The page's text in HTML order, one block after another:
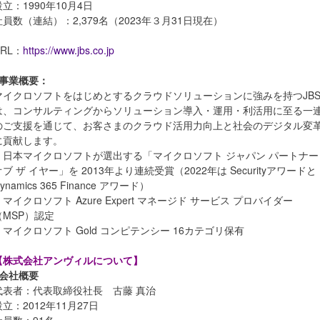
立：1990年10月4日
員数（連結）：2,379名（2023年３月31日現在）
： https://www.jbs.co.jp
業概要：
イクロソフトをはじめとするクラウドソリューションに強みを持つJBS
、コンサルティングからソリューション導入・運用・利活用に至る一
ご支援を通じて、お客さまのクラウド活用力向上と社会のデジタル変
献します。
日本マイクロソフトが選出する「マイクロソフト ジャパン パートナー
ブ ザ イヤー」を 2013年より連続受賞（2022年は Securityアワードと
365 Finance アワード）
マイクロソフト Azure Expert マネージド サービス プロバイダー
MSP）認定
マイクロソフト Gold コンピテンシー 16カテゴリ保有
株式会社アンヴィルについて】
社概要
表者：代表取締役社⻑ 古藤 真治
⽴：2012年11⽉27日